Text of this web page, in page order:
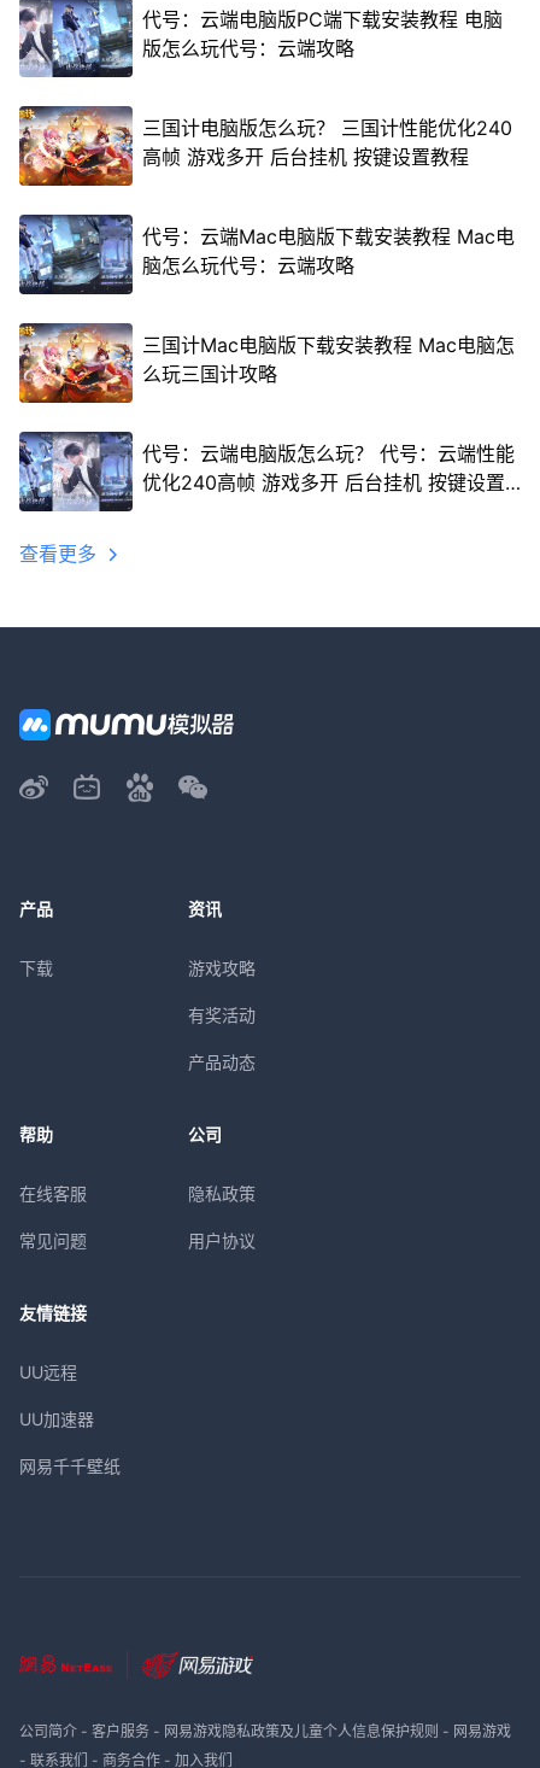
代号：云端电脑版PC端下载安装教程 电脑
版怎么玩代号：云端攻略
三国计电脑版怎么玩？ 三国计性能优化240
高帧 游戏多开 后台挂机 按键设置教程
代号：云端Mac电脑版下载安装教程 Mac电
脑怎么玩代号：云端攻略
三国计Mac电脑版下载安装教程 Mac电脑怎
么玩三国计攻略
代号：云端电脑版怎么玩？ 代号：云端性能
优化240高帧 游戏多开 后台挂机 按键设置
查看更多
产品
下载
资讯
游戏攻略
有奖活动
产品动态
帮助
在线客服
常见问题
公司
隐私政策
用户协议
友情链接
UU远程
UU加速器
网易千千壁纸
公司简介- 客户服务- 网易游戏隐私政策及儿童个人信息保护规则 - 网易游戏
- 联系我们 - 商务合作- 加入我们